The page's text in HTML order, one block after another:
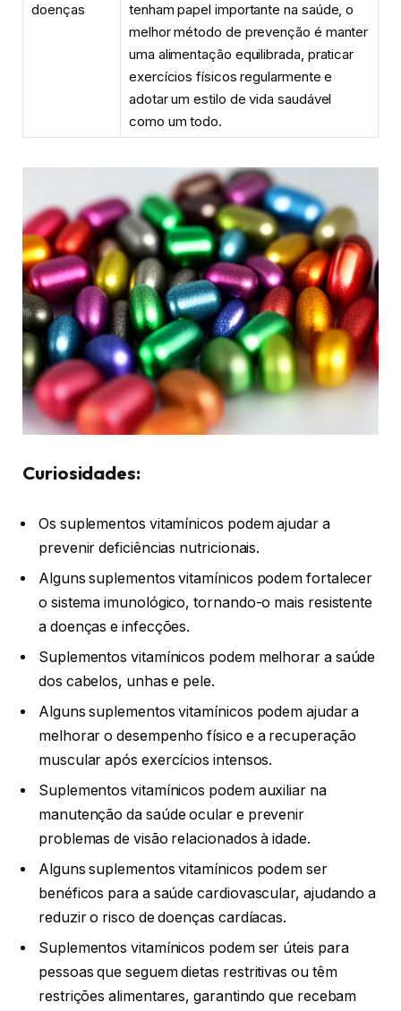
doenças
tenham papel importante na saúde, o
melhor método de prevenção é manter
uma alimentação equilibrada, praticar
exercícios físicos regularmente e
adotar um estilo de vida saudável
como um todo.
Curiosidades:
Os suplementos vitamínicos podem ajudar a
prevenir deficiências nutricionais.
Alguns suplementos vitamínicos podem fortalecer
o sistema imunológico, tornando-o mais resistente
a doenças e infecções.
Suplementos vitamínicos podem melhorar a saúde
dos cabelos, unhas e pele.
Alguns suplementos vitamínicos podem ajudar a
melhorar o desempenho físico e a recuperação
muscular após exercícios intensos.
Suplementos vitamínicos podem auxiliar na
manutenção da saúde ocular e prevenir
problemas de visão relacionados à idade.
Alguns suplementos vitamínicos podem ser
benéficos para a saúde cardiovascular, ajudando a
reduzir o risco de doenças cardíacas.
Suplementos vitamínicos podem ser úteis para
pessoas que seguem dietas restritivas ou têm
restrições alimentares, garantindo que recebam